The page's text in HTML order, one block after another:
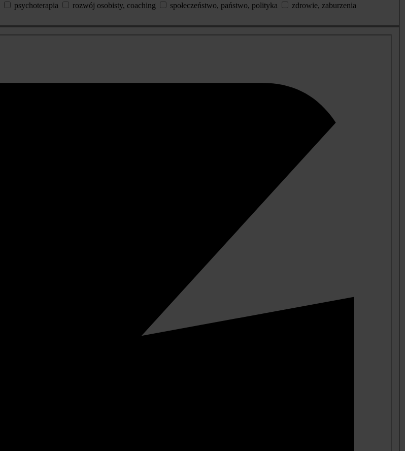
psychoterapia rozwój osobisty, coaching społeczeństwo, państwo, polityka
zdrowie, zaburzenia